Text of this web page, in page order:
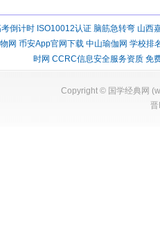
倒计时 ISO10012认证 脑筋急转弯 山西
网 币安App官网下载 中山瑜伽网 学校排
时网 CCRC信息安全服务资质 免
Copyright © 国学经典网 (